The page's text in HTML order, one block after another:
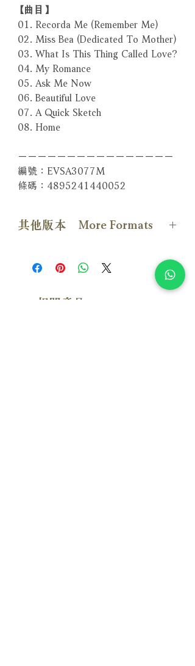
【曲目】
01. Recorda Me (Remember Me)
02. Miss Bea (Dedicated To Mother)
03. What Is This Thing Called Love?
04. My Romance
05. Ask Me Now
06. Beautiful Love
07. A Quick Sketch
08. Home
－－－－－－－－－－－－－－－－
編號：EVSA3077M
條碼：4895241440052
其他版本 More Formats
【Vinyl LP版本】
相關產品